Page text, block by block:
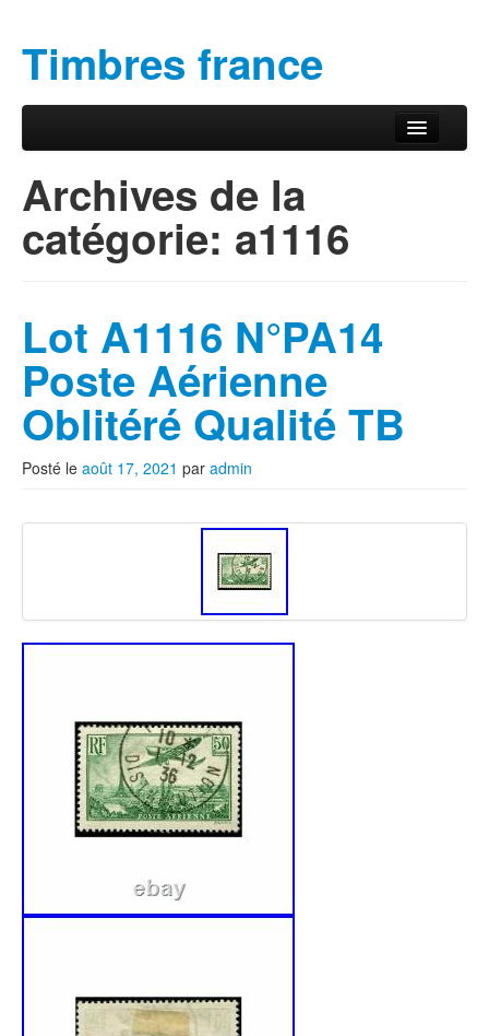
Timbres france
Menu principal
Archives de la
catégorie: a1116
Lot A1116 N°PA14
Poste Aérienne
Oblitéré Qualité TB
Posté le août 17, 2021 par admin